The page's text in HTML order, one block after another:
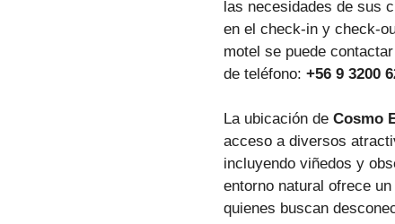
las necesidades de sus
en el check-in y check-
motel se puede
de teléfono: +56 9 3200
La ubicación de Cosmo
acceso a diversos
incluyendo viñedos y
entorno natural ofrece
quienes buscan